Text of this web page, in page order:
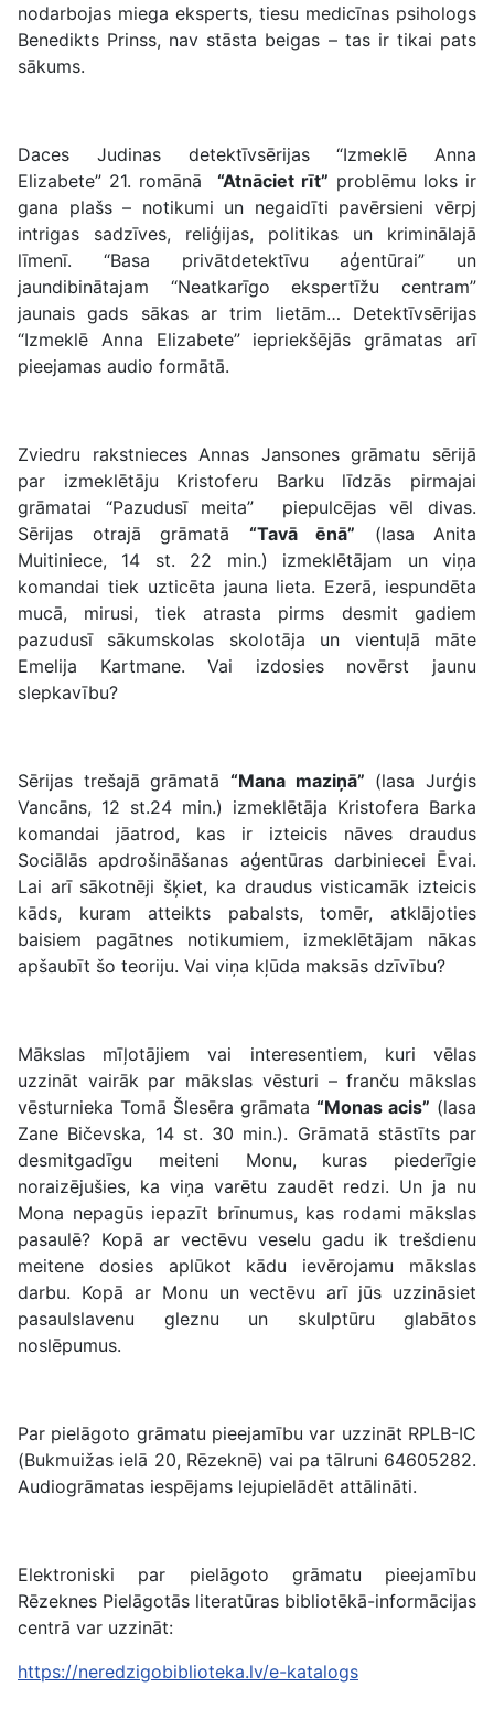
nodarbojas miega eksperts, tiesu medicīnas psihologs
Benedikts Prinss, nav stāsta beigas – tas ir tikai pats
sākums.
Daces Judinas detektīvsērijas “Izmeklē Anna
Elizabete” 21. romānā “Atnāciet rīt” problēmu loks ir
gana plašs – notikumi un negaidīti pavērsieni vērpj
intrigas sadzīves, reliģijas, politikas un kriminālajā
līmenī. “Basa privātdetektīvu aģentūrai” un
jaundibinātajam “Neatkarīgo ekspertīžu centram”
jaunais gads sākas ar trim lietām… Detektīvsērijas
“Izmeklē Anna Elizabete” iepriekšējās grāmatas arī
pieejamas audio formātā.
Zviedru rakstnieces Annas Jansones grāmatu sērijā
par izmeklētāju Kristoferu Barku līdzās pirmajai
grāmatai “Pazudusī meita” piepulcējas vēl divas.
Sērijas otrajā grāmatā “Tavā ēnā” (lasa Anita
Muitiniece, 14 st. 22 min.) izmeklētājam un viņa
komandai tiek uzticēta jauna lieta. Ezerā, iespundēta
mucā, mirusi, tiek atrasta pirms desmit gadiem
pazudusī sākumskolas skolotāja un vientuļā māte
Emelija Kartmane. Vai izdosies novērst jaunu
slepkavību?
Sērijas trešajā grāmatā “Mana maziņā” (lasa Jurģis
Vancāns, 12 st.24 min.) izmeklētāja Kristofera Barka
komandai jāatrod, kas ir izteicis nāves draudus
Sociālās apdrošināšanas aģentūras darbiniecei Ēvai.
Lai arī sākotnēji šķiet, ka draudus visticamāk izteicis
kāds, kuram atteikts pabalsts, tomēr, atklājoties
baisiem pagātnes notikumiem, izmeklētājam nākas
apšaubīt šo teoriju. Vai viņa kļūda maksās dzīvību?
Mākslas mīļotājiem vai interesentiem, kuri vēlas
uzzināt vairāk par mākslas vēsturi – franču mākslas
vēsturnieka Tomā Šlesēra grāmata “Monas acis” (lasa
Zane Bičevska, 14 st. 30 min.). Grāmatā stāstīts par
desmitgadīgu meiteni Monu, kuras piederīgie
noraizējušies, ka viņa varētu zaudēt redzi. Un ja nu
Mona nepagūs iepazīt brīnumus, kas rodami mākslas
pasaulē? Kopā ar vectēvu veselu gadu ik trešdienu
meitene dosies aplūkot kādu ievērojamu mākslas
darbu. Kopā ar Monu un vectēvu arī jūs uzzināsiet
pasaulslavenu gleznu un skulptūru glabātos
noslēpumus.
Par pielāgoto grāmatu pieejamību var uzzināt RPLB-IC
(Bukmuižas ielā 20, Rēzeknē) vai pa tālruni 64605282.
Audiogrāmatas iespējams lejupielādēt attālināti.
Elektroniski par pielāgoto grāmatu pieejamību
Rēzeknes Pielāgotās literatūras bibliotēkā-informācijas
centrā var uzzināt:
https://neredzigobiblioteka.lv/e-katalogs